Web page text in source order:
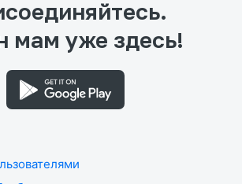
мам уже здесь!